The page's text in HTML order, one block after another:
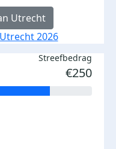
Utrecht
2026
Streefbedrag
€250